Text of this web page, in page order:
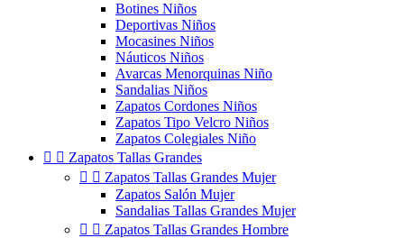
Botines Niños
Deportivas Niños
Mocasines Niños
Náuticos Niños
Avarcas Menorquinas Niño
Sandalias Niños
Zapatos Cordones Niños
Zapatos Tipo Velcro Niños
Zapatos Colegiales Niño
  Zapatos Tallas Grandes
  Zapatos Tallas Grandes Mujer
Zapatos Salón Mujer
Sandalias Tallas Grandes Mujer
  Zapatos Tallas Grandes Hombre